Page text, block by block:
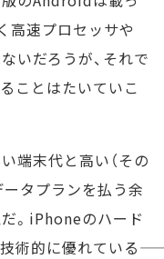
高速プロセッサや
いだろうが、それで
ことはたいていこ
端末代と高い（その
ータプランを払う余
。iPhoneのハード
的に優れている――